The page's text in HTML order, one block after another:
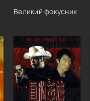
Великий фокусник